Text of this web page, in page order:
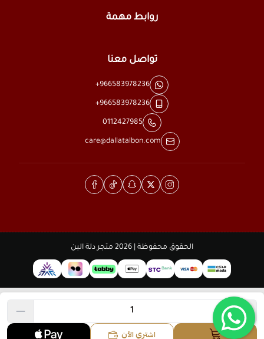
اشتري الآن
روابط مهمة
تواصل معنا
+966583978236
+966583978236
0112427985
care@dallatalbon.com
الحقوق محفوظة | 2026 متجر دلة البن